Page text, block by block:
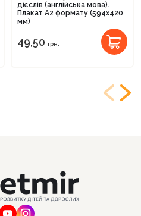
дієслів (англійська мова).
Плакат А2 формату (594х420
мм)
49,50 грн.